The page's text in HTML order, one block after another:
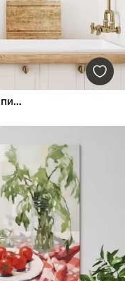
Лимони серед листя, імітація живопису